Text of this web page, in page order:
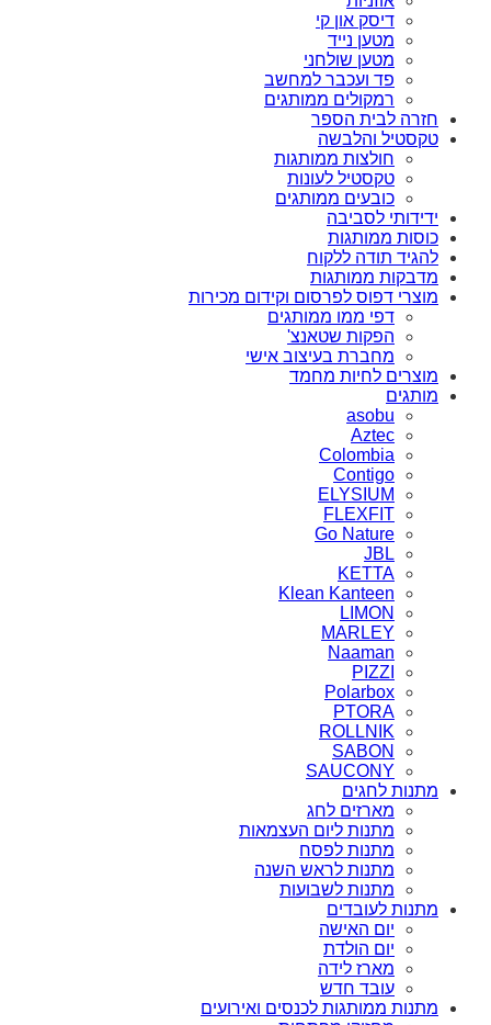
דיסק און קי
מטען נייד
מטען שולחני
פד ועכבר למחשב
רמקולים ממותגים
חזרה לבית הספר
טקסטיל והלבשה
חולצות ממותגות
טקסטיל לעונות
כובעים ממותגים
ידידותי לסביבה
כוסות ממותגות
להגיד תודה ללקוח
מדבקות ממותגות
מוצרי דפוס לפרסום וקידום מכירות
דפי ממו ממותגים
הפקות שטאנצ'
מחברת בעיצוב אישי
מוצרים לחיות מחמד
מותגים
asobu
Aztec
Colombia
Contigo
ELYSIUM
FLEXFIT
Go Nature
JBL
KETTA
Klean Kanteen
LIMON
MARLEY
Naaman
PIZZI
Polarbox
PTORA
ROLLNIK
SABON
SAUCONY
מתנות לחגים
מארזים לחג
מתנות ליום העצמאות
מתנות לפסח
מתנות לראש השנה
מתנות לשבועות
מתנות לעובדים
יום האישה
יום הולדת
מארז לידה
עובד חדש
מתנות ממותגות לכנסים ואירועים